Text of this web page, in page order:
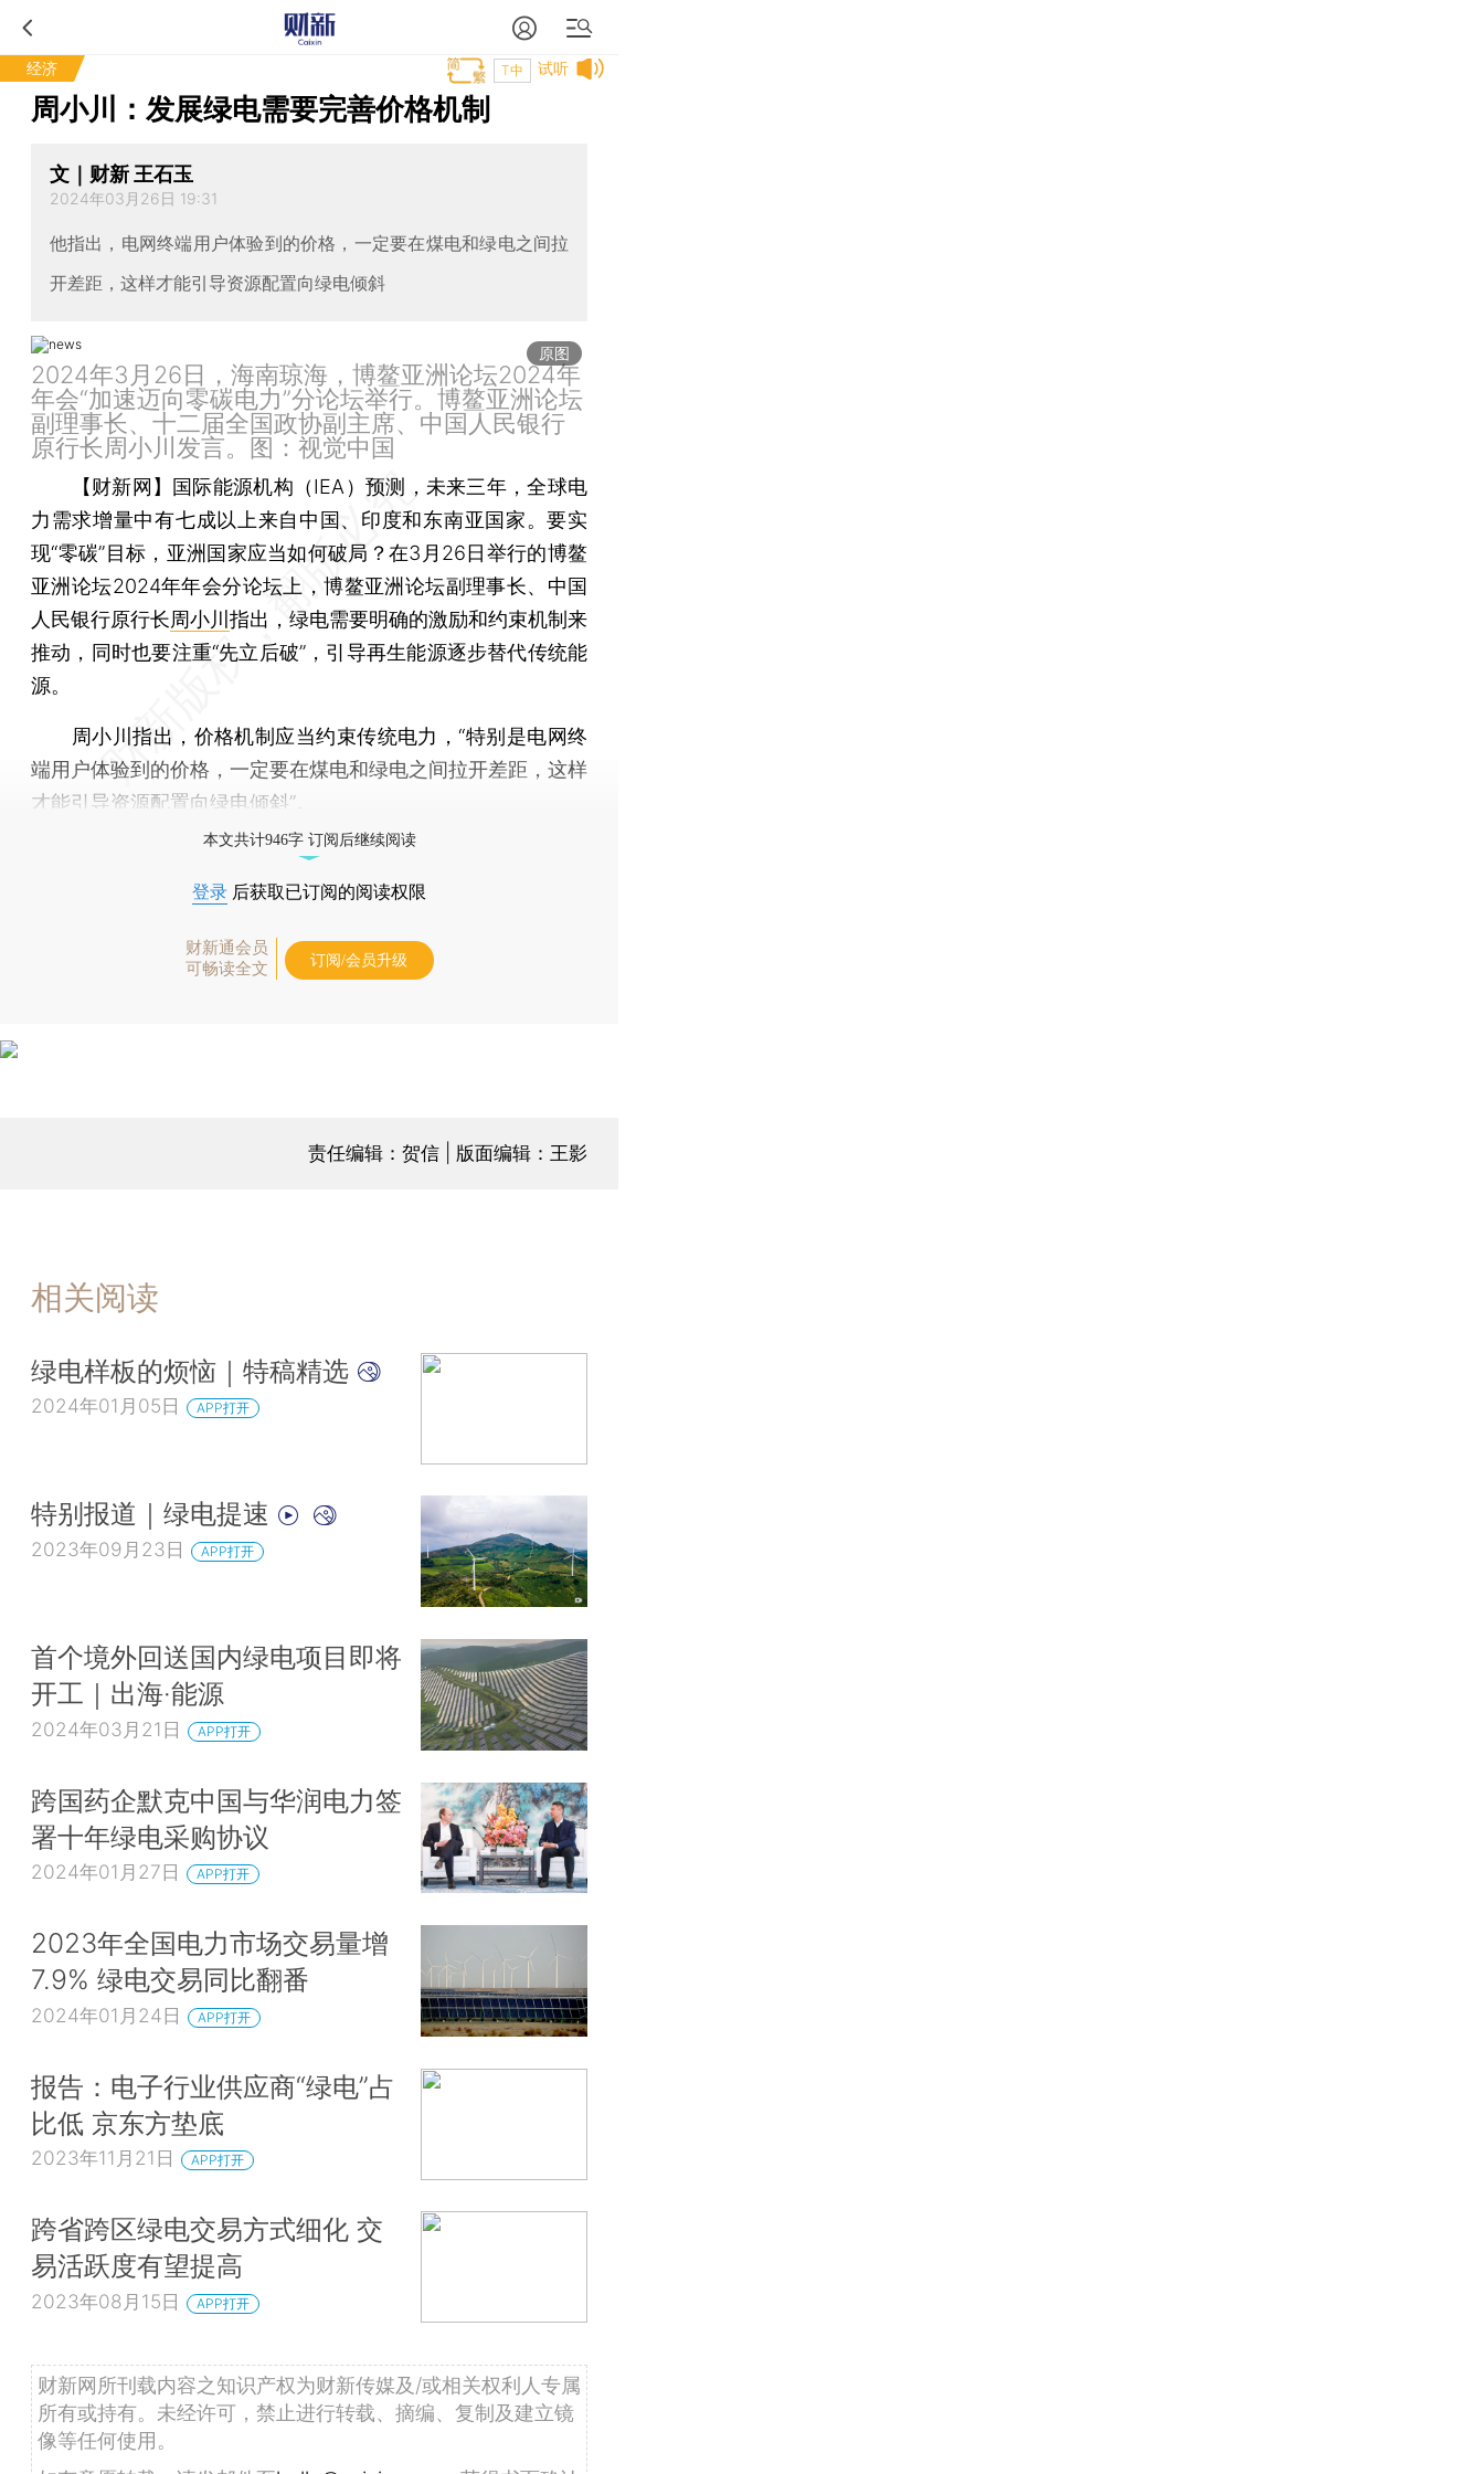
经济 试听
T中
周小川：发展绿电需要完善价格机制
文｜财新 王石玉
2024年03月26日 19:31
他指出，电网终端用户体验到的价格，一定要在煤电和绿电之间拉
开差距，这样才能引导资源配置向绿电倾斜
原图
2024年3月26日，海南琼海，博鳌亚洲论坛2024年
年会“加速迈向零碳电力”分论坛举行。博鳌亚洲论坛
副理事长、十二届全国政协副主席、中国人民银行
原行长周小川发言。图：视觉中国
【财新网】 国际能源机构（IEA）预测，未来三年，全球电
力需求增量中有七成以上来自中国、印度和东南亚国家。要实
现“零碳”目标，亚洲国家应当如何破局？在3月26日举行的博鳌
亚洲论坛2024年年会分论坛上，博鳌亚洲论坛副理事长、中国
人民银行原行长周小川指出，绿电需要明确的激励和约束机制来
推动，同时也要注重“先立后破”，引导再生能源逐步替代传统能
源。
周小川指出，价格机制应当约束传统电力，“特别是电网终
端用户体验到的价格，一定要在煤电和绿电之间拉开差距，这样
才能引导资源配置向绿电倾斜”。
本文共计946字 订阅后继续阅读
登录 后获取已订阅的阅读权限
财新通会员
可畅读全文
订阅/会员升级
责任编辑：贺信 | 版面编辑：王影
相关阅读
绿电样板的烦恼｜特稿精选
2024年01月05日 APP打开
特别报道｜绿电提速
2023年09月23日 APP打开
首个境外回送国内绿电项目即将
开工｜出海·能源
2024年03月21日 APP打开
跨国药企默克中国与华润电力签
署十年绿电采购协议
2024年01月27日 APP打开
2023年全国电力市场交易量增
7.9% 绿电交易同比翻番
2024年01月24日 APP打开
报告：电子行业供应商“绿电”占
比低 京东方垫底
2023年11月21日 APP打开
跨省跨区绿电交易方式细化 交
易活跃度有望提高
2023年08月15日 APP打开
财新网所刊载内容之知识产权为财新传媒及/或相关权利人专属
所有或持有。未经许可，禁止进行转载、摘编、复制及建立镜
像等任何使用。